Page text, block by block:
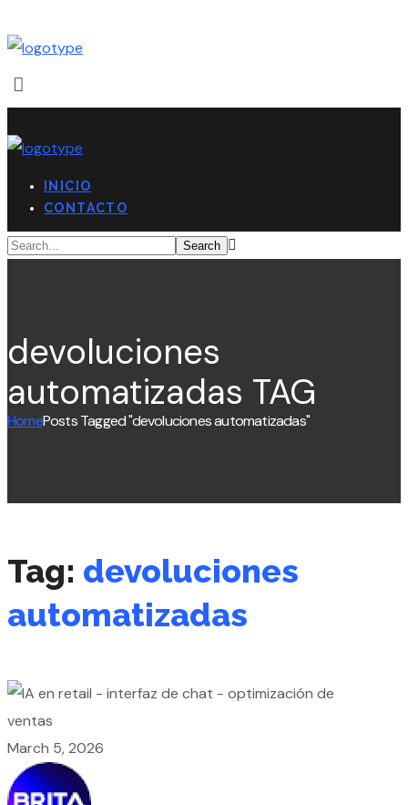
INICIO
CONTACTO
devoluciones
automatizadas TAG
HomePosts Tagged "devoluciones automatizadas"
Tag: devoluciones
automatizadas
March 5, 2026